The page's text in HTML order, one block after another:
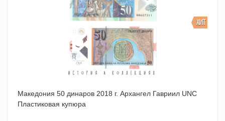
ХИТ
Македония 50 динаров 2018 г. Архангел Гавриил UNC
Пластиковая купюра